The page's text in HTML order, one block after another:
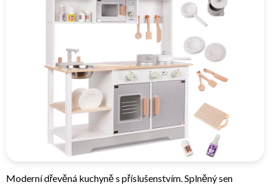
Moderní dřevěná kuchyně s příslušenstvím. Splněný sen